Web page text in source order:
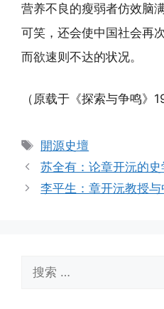
营养不良的瘦弱者仿效脑
可笑，还会使中国社会再
而欲速则不达的状况。
（原载于《探索与争鸣》
标
签
開源史壇
苏全有：论章开沅的
李平生：章开沅教授